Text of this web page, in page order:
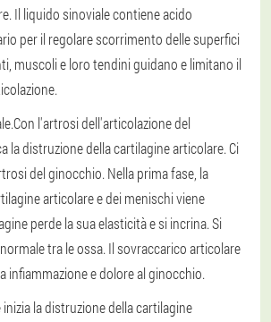
Il liquido sinoviale contiene acido
per il regolare scorrimento delle superfici
muscoli e loro tendini guidano e limitano il
Con l'artrosi dell'articolazione del
la distruzione della cartilagine articolare. Ci
del ginocchio. Nella prima fase, la
articolare e dei menischi viene
perde la sua elasticità e si incrina. Si
tra le ossa. Il sovraccarico articolare
infiammazione e dolore al ginocchio.
la distruzione della cartilagine